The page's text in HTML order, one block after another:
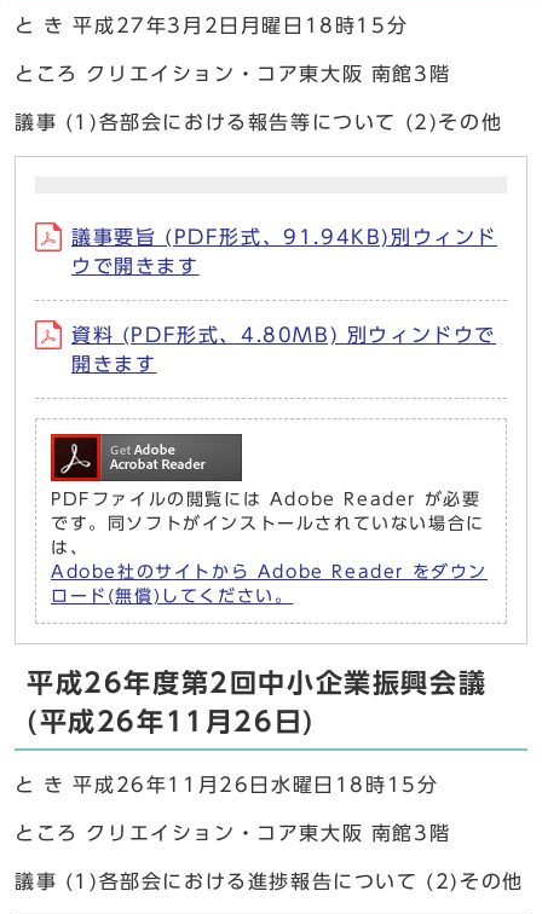
と き 平成27年3月2日月曜日18時15分
ところ クリエイション・コア東大阪 南館3階
議事 (1)各部会における報告等について (2)その他
議事要旨 (PDF形式、91.94KB)別ウィンド
ウで開きます
資料 (PDF形式、4.80MB) 別ウィンドウで
開きます
PDFファイルの閲覧には Adobe Reader が必要
です。同ソフトがインストールされていない場合に
は、
Adobe社のサイトから Adobe Reader をダウン
ロード(無償)してください。
平成26年度第2回中小企業振興会議
(平成26年11月26日)
と き 平成26年11月26日水曜日18時15分
ところ クリエイション・コア東大阪 南館3階
議事 (1)各部会における進捗報告について (2)その他